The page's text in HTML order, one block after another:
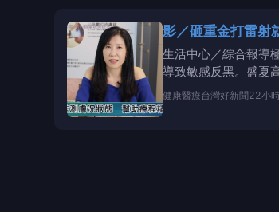
影／砸重金打雷
生活中心／綜合報導
導致敏感反黑。盛夏
「一機多效」或宣稱
健康醫療台灣好新聞 22小